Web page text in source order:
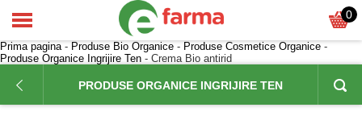
0
Prima pagina- Produse Bio Organice - Produse Cosmetice Organice -
Produse Organice Ingrijire Ten - Crema Bio antirid
PRODUSE ORGANICE INGRIJIRE TEN